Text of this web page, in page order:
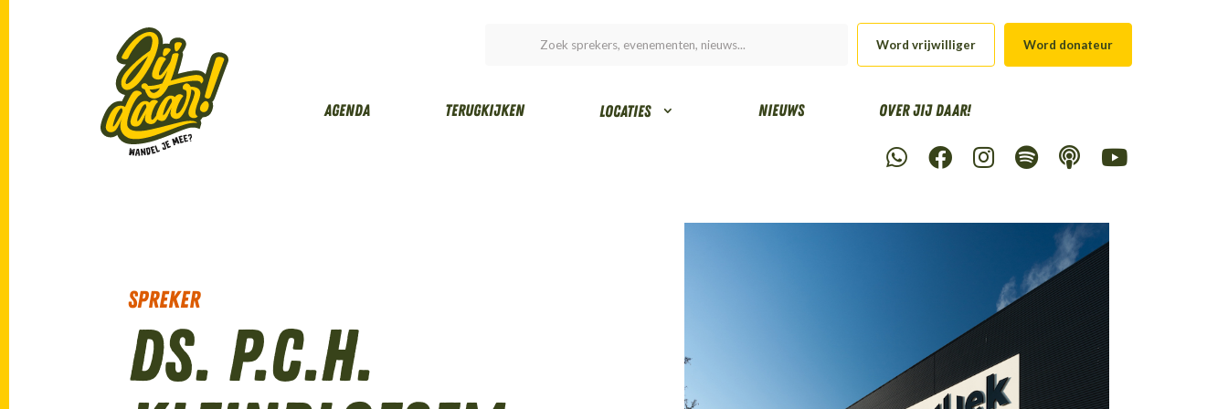
Word vrijwilliger Word donateur
Agenda Terugkijken Locaties Nieuws Over Jij daar!
Spreker
Ds. P.C.H.